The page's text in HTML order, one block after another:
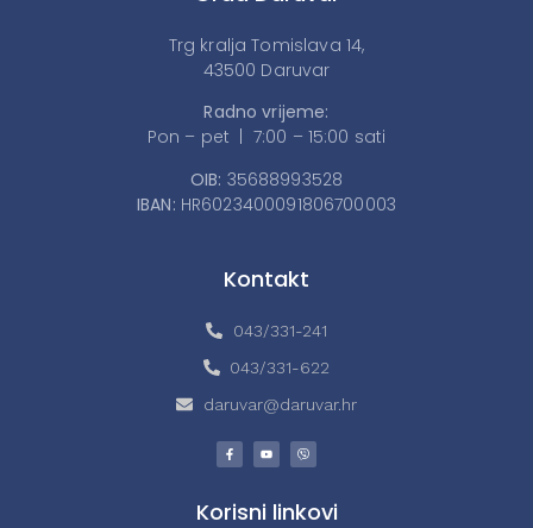
Trg kralja Tomislava 14,
43500 Daruvar
Radno vrijeme:
Pon – pet | 7:00 – 15:00 sati
OIB: 35688993528
IBAN: HR6023400091806700003
Kontakt
043/331-241
043/331-622
daruvar@daruvar.hr
Korisni linkovi